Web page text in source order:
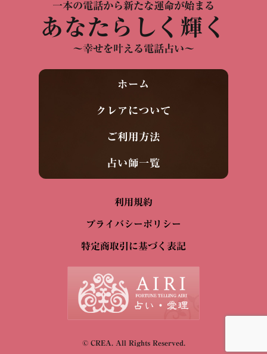
一本の電話から新たな運命が始まる
あなたらしく輝く
～幸せを叶える電話占い～
ホーム
クレアについて
ご利用方法
占い師一覧
利用規約
プライバシーポリシー
特定商取引に基づく表記
© CREA. All Rights Reserved.